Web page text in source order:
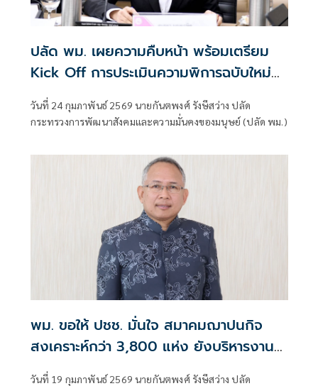
ปลัด พม. เผยความคืบหน้า พร้อมเตรียม
Kick Off การประเมินความพิการฉบับใหม่
พร้อมกันทั่วประเทศ มี.ค. นี้
วันที่ 24 กุมภาพันธ์ 2569 นายกันตพงศ์ รังษีสว่าง ปลัด
กระทรวงการพัฒนาสังคมและความมั่นคงของมนุษย์ (ปลัด พม.)
พม. ขอให้ ปชช. มั่นใจ สมาคมฌาปนกิจ
สงเคราะห์กว่า 3,800 แห่ง ยังบริหารงาน
เข้มแข็ง ย้ำ ถูกยกเลิกแค่ 10 แห่ง
วันที่ 19 กุมภาพันธ์ 2569 นายกันตพงศ์ รังษีสว่าง ปลัด